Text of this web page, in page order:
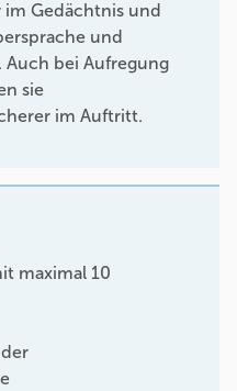
im Gedächtnis und
und
Auch bei Aufregung
sie
im Auftritt.
maximal 10